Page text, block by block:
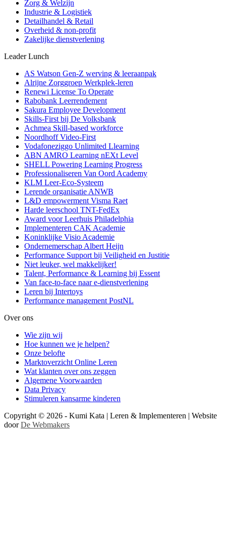
Zorg & Welzijn
Industrie & Logistiek
Detailhandel & Retail
Overheid & non-profit
Zakelijke dienstverlening
Leader Lunch
AS Watson Gen-Z werving & leeraanpak
Alrijne Zorggroep Werkplek-leren
Renewi License To Operate
Rabobank Leerrendement
Sakura Employee Development
Skills-First bij De Volksbank
Achmea Skill-based workforce
Noordhoff Video-First
Vodafoneziggo Unlimited Llearning
ABN AMRO Learning nEXt Level
SHELL Powering Learning Progress
Professionaliseren Van Oord Academy
KLM Leer-Eco-Systeem
Lerende organisatie ANWB
L&D empowerment Visma Raet
Harde leerschool TNT-FedEx
Award voor Leerhuis Philadelphia
Implementeren CAK Academie
Koninklijke Visio Academie
Ondernemerschap Albert Heijn
Performance Support bij Veiligheid en Justitie
Niet leuker, wel makkelijker!
Talent, Performance & Learning bij Essent
Van face-to-face naar e-dienstverlening
Leren bij Intertoys
Performance management PostNL
Over ons
Wie zijn wij
Hoe kunnen we je helpen?
Onze belofte
Marktoverzicht Online Leren
Wat klanten over ons zeggen
Algemene Voorwaarden
Data Privacy
Stimuleren kansarme kinderen
Copyright © 2026 - Kumi Kata | Leren & Implementeren | Website
doorDe Webmakers